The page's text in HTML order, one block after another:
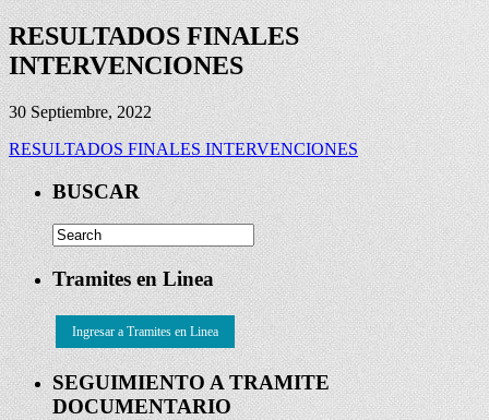
RESULTADOS FINALES
INTERVENCIONES
30 Septiembre, 2022
RESULTADOS FINALES INTERVENCIONES
BUSCAR
Tramites en Linea
Ingresar a Tramites en Linea
SEGUIMIENTO A TRAMITE
DOCUMENTARIO